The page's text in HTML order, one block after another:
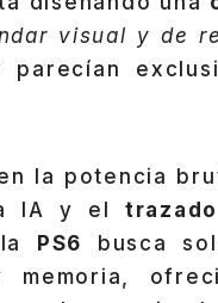
visual y de
parecían
la potencia
IA y el
la PS6 busca